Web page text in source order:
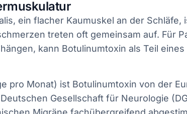
ein flacher Kaumuskel an der Schläfe,
treten oft gemeinsam auf. Für
kann Botulinumtoxin als Teil
pro Monat) ist Botulinumtoxin von der
Gesellschaft für Neurologie